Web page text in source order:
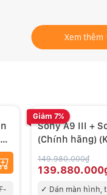
ảnh mirrorless full
màn trập bao
triệt tiêu lệch méo
Xem thêm
Giảm 7%
Sony A9 III +
(Chính hãng)
149.980.000₫
✓ Dán màn hình,